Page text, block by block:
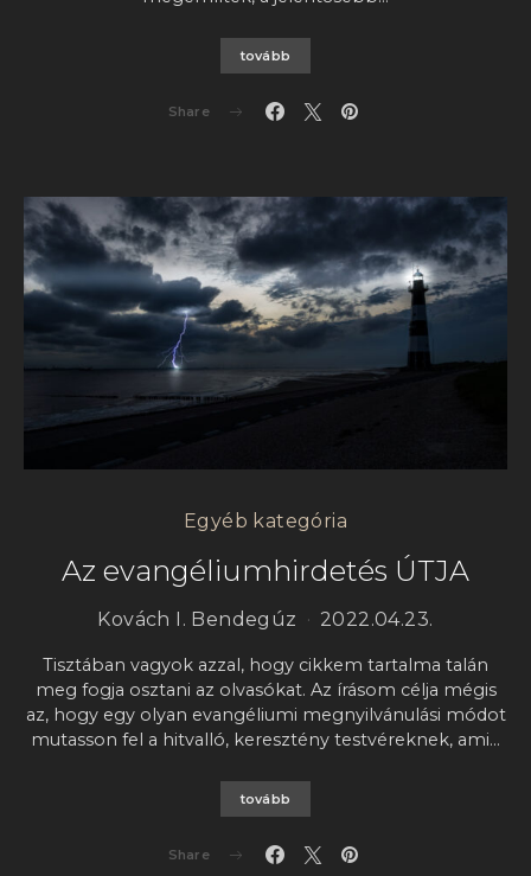
tovább
Share
Egyéb kategória
Az evangéliumhirdetés ÚTJA
Kovách I. Bendegúz 2022.04.23.
Tisztában vagyok azzal, hogy cikkem tartalma talán
meg fogja osztani az olvasókat. Az írásom célja mégis
az, hogy egy olyan evangéliumi megnyilvánulási módot
mutasson fel a hitvalló, keresztény testvéreknek, ami…
tovább
Share